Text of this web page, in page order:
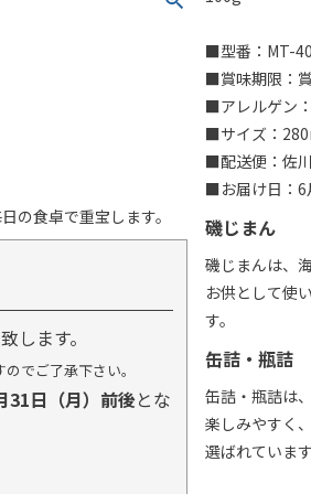
の食卓で重宝します。
します。
でご了承下さい。
31日（月）前後とな
■型番：MT-
■賞味期限：
■アレルゲン
■サイズ：
■配送便：佐
■お届け日：6
磯じまん
磯じまんは、
お供として使
す。
缶詰・瓶詰
缶詰・瓶詰は
楽しみやすく
選ばれていま